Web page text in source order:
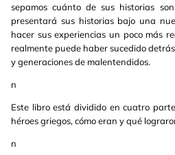
sepamos cuánto de sus historias
presentará sus historias bajo una
hacer sus experiencias un poco más
realmente puede haber sucedido
y generaciones de malentendidos.
n
Este libro está dividido en cuatro
héroes griegos, cómo eran y qué
n